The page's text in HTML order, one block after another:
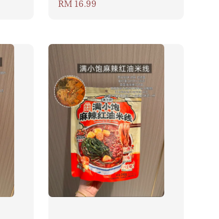
Regular
RM 16.99